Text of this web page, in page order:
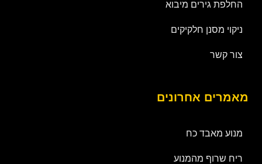
החלפת גירים מיבוא
ניקוי מסנן חלקיקים
צור קשר
מאמרים אחרונים
מנוע מאבד כח
ריח שרוף מהמנוע